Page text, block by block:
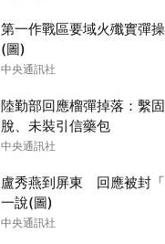
第一作戰區要域火殲實彈
(圖)
中央通訊社
陸勤部回應榴彈掉落：繫
脫、未裝引信藥包
中央通訊社
盧秀燕到屏東 回應被封「
一說(圖)
中央通訊社